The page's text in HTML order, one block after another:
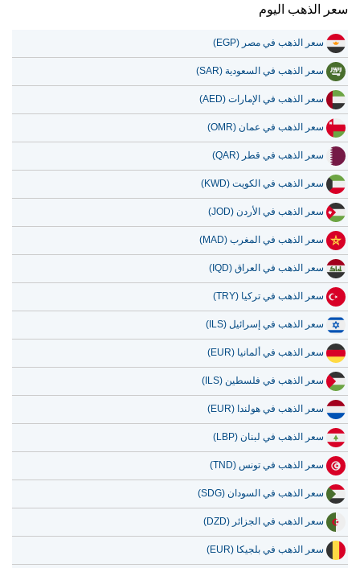
سعر الذهب اليوم
سعر الذهب في مصر (EGP)
سعر الذهب في السعودية (SAR)
سعر الذهب في الإمارات (AED)
سعر الذهب في عمان (OMR)
سعر الذهب في قطر (QAR)
سعر الذهب في الكويت (KWD)
سعر الذهب في الأردن (JOD)
سعر الذهب في المغرب (MAD)
سعر الذهب في العراق (IQD)
سعر الذهب في تركيا (TRY)
سعر الذهب في إسرائيل (ILS)
سعر الذهب في ألمانيا (EUR)
سعر الذهب في فلسطين (ILS)
سعر الذهب في هولندا (EUR)
سعر الذهب في لبنان (LBP)
سعر الذهب في تونس (TND)
سعر الذهب في السودان (SDG)
سعر الذهب في الجزائر (DZD)
سعر الذهب في بلجيكا (EUR)